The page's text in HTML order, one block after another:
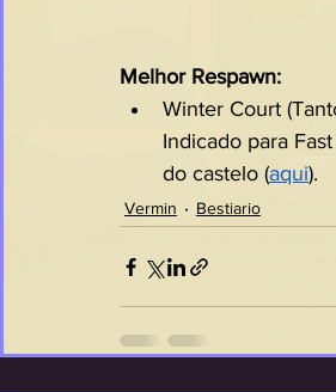
Melhor Respawn:
Winter Court
Indicado para
do castelo (aqui).
Vermin Bestiario